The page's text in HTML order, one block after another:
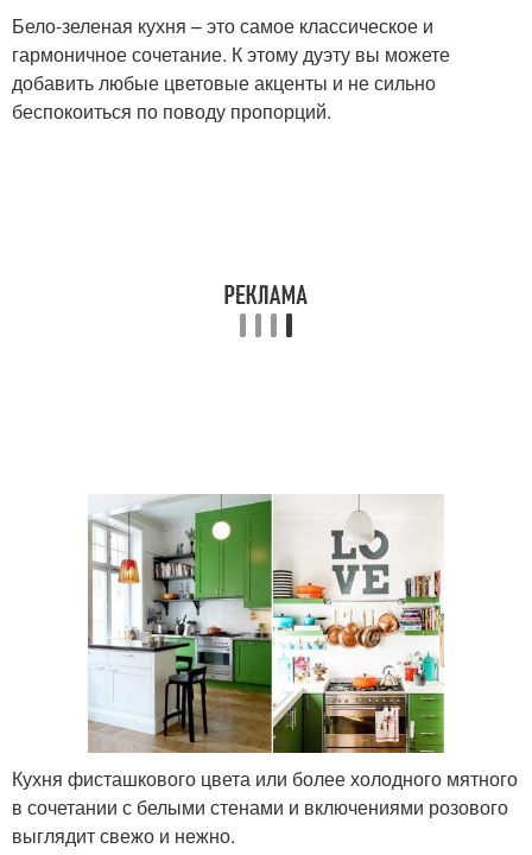
Бело-зеленая кухня – это самое классическое и
гармоничное сочетание. К этому дуэту вы можете
добавить любые цветовые акценты и не сильно
беспокоиться по поводу пропорций.
Кухня фисташкового цвета или более холодного мятного
в сочетании с белыми стенами и включениями розового
выглядит свежо и нежно.